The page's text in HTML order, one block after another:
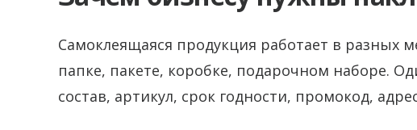
Самоклеящаяся продукция работает в разных
папке, пакете, коробке, подарочном наборе.
состав, артикул, срок годности, промокод,